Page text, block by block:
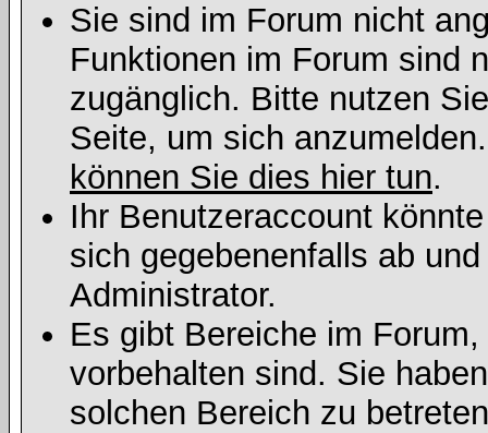
Sie sind im Forum nicht
Funktionen im Forum sind
zugänglich. Bitte nutzen
Seite, um sich
können Sie dies hier tun.
Ihr Benutzeraccount
sich gegebenenfalls ab
Administrator.
Es gibt Bereiche im
vorbehalten sind. Sie
solchen Bereich zu